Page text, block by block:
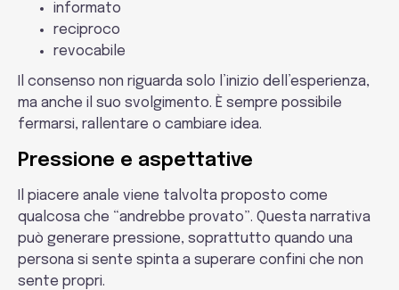
informato
reciproco
revocabile
Il consenso non riguarda solo l’inizio dell’esperienza,
ma anche il suo svolgimento. È sempre possibile
fermarsi, rallentare o cambiare idea.
Pressione e aspettative
Il piacere anale viene talvolta proposto come
qualcosa che “andrebbe provato”. Questa narrativa
può generare pressione, soprattutto quando una
persona si sente spinta a superare confini che non
sente propri.